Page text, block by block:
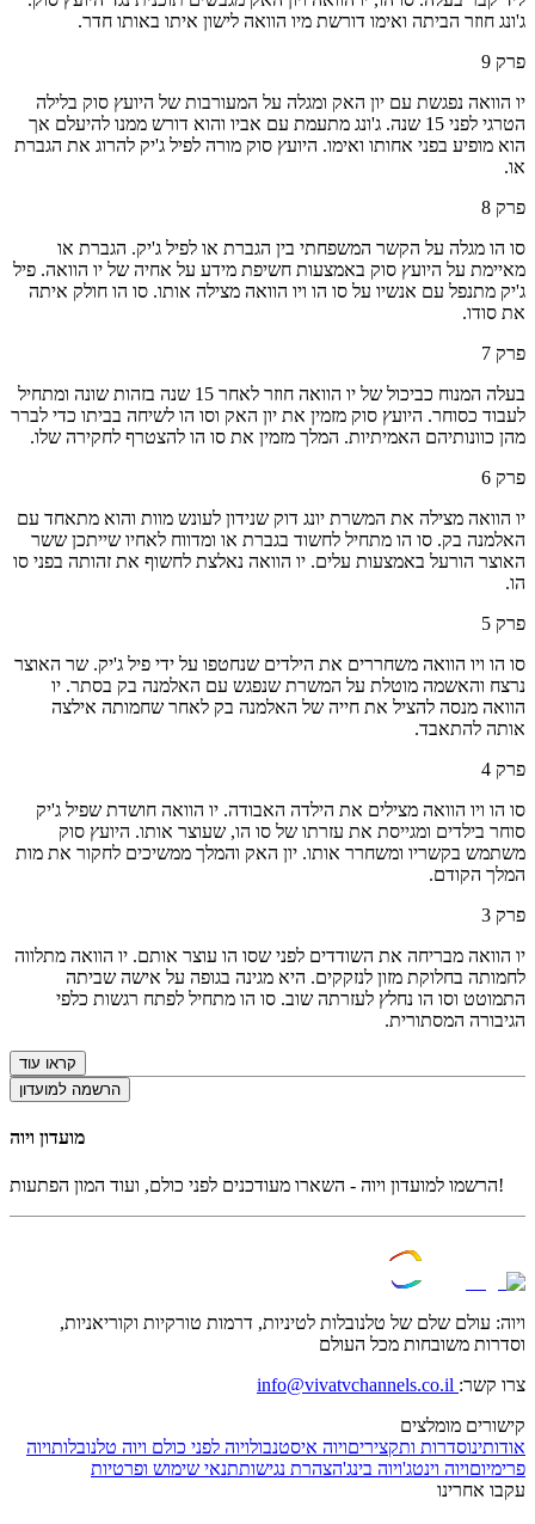
ג'ונג חוזר הביתה ואימו דורשת מיו הוואה לישון איתו באותו חדר.
פרק 9
יו הוואה נפגשת עם יון האק ומגלה על המעורבות של היועץ סוק בלילה
הטרגי לפני 15 שנה. ג'ונג מתעמת עם אביו והוא דורש ממנו להיעלם אך
הוא מופיע בפני אחותו ואימו. היועץ סוק מורה לפיל ג'יק להרוג את הגברת
או.
פרק 8
סו הו מגלה על הקשר המשפחתי בין הגברת או לפיל ג'יק. הגברת או
מאיימת על היועץ סוק באמצעות חשיפת מידע על אחיה של יו הוואה. פיל
ג'יק מתנפל עם אנשיו על סו הו ויו הוואה מצילה אותו. סו הו חולק איתה
את סודו.
פרק 7
בעלה המנוח כביכול של יו הוואה חוזר לאחר 15 שנה בזהות שונה ומתחיל
לעבוד כסוחר. היועץ סוק מזמין את יון האק וסו הו לשיחה בביתו כדי לברר
מהן כוונותיהם האמיתיות. המלך מזמין את סו הו להצטרף לחקירה שלו.
פרק 6
יו הוואה מצילה את המשרת יונג דוק שנידון לעונש מוות והוא מתאחד עם
האלמנה בק. סו הו מתחיל לחשוד בגברת או ומדווח לאחיו שייתכן ששר
האוצר הורעל באמצעות עלים. יו הוואה נאלצת לחשוף את זהותה בפני סו
הו.
פרק 5
סו הו ויו הוואה משחררים את הילדים שנחטפו על ידי פיל ג'יק. שר האוצר
נרצח והאשמה מוטלת על המשרת שנפגש עם האלמנה בק בסתר. יו
הוואה מנסה להציל את חייה של האלמנה בק לאחר שחמותה אילצה
אותה להתאבד.
פרק 4
סו הו ויו הוואה מצילים את הילדה האבודה. יו הוואה חושדת שפיל ג'יק
סוחר בילדים ומגייסת את עזרתו של סו הו, שעוצר אותו. היועץ סוק
משתמש בקשריו ומשחרר אותו. יון האק והמלך ממשיכים לחקור את מות
המלך הקודם.
פרק 3
יו הוואה מבריחה את השודדים לפני שסו הו עוצר אותם. יו הוואה מתלווה
לחמותה בחלוקת מזון לנזקקים. היא מגינה בגופה על אישה שביתה
התמוטט וסו הו נחלץ לעזרתה שוב. סו הו מתחיל לפתח רגשות כלפי
הגיבורה המסתורית.
קראו עוד
הרשמה למועדון
מועדון ויוה
הרשמו למועדון ויוה - השארו מעודכנים לפני כולם, ועוד המון הפתעות!
ויוה: עולם שלם של טלנובלות לטיניות, דרמות טורקיות וקוריאניות,
וסדרות משובחות מכל העולם
צרו קשר:
קישורים מומלצים
אודותינוסדרות ותקציריםויוה איסטנבולויוה לפני כולם ויוה טלנובלותויוה
פרימיוםויוה וינטג'ויוה בינג'הצהרת נגישותתנאי שימוש ופרטיות
עקבו אחרינו